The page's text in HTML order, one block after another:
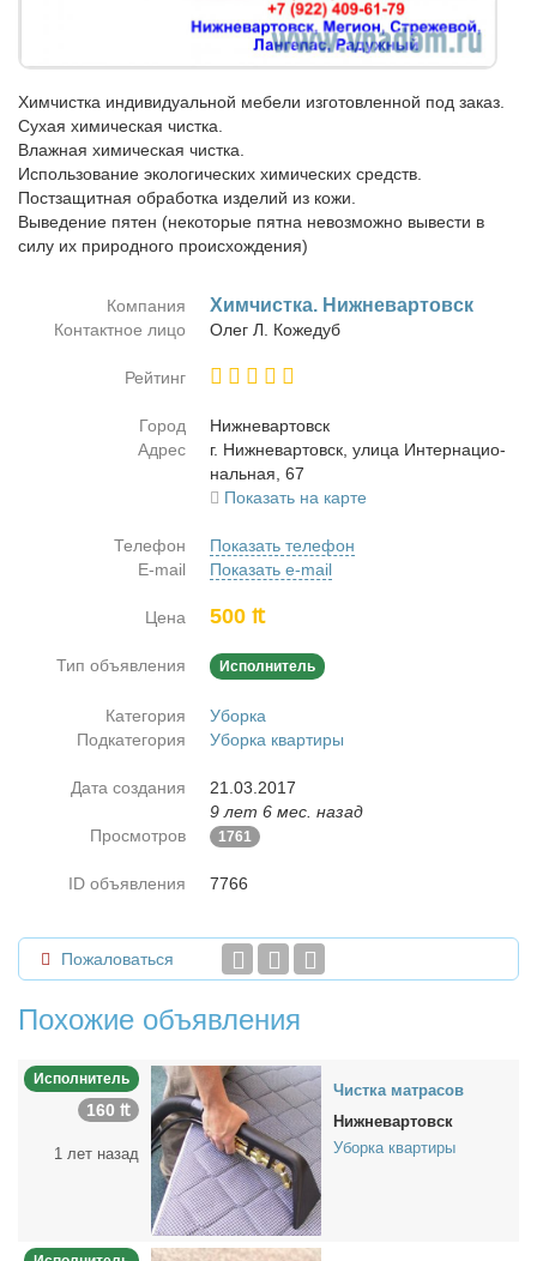
Химчистка индивидуальной мебели изготовленной под заказ.
Сухая химическая чистка.
Влажная химическая чистка.
Использование экологических химических средств.
Постзащитная обработка изделий из кожи.
Выведение пятен (некоторые пятна невозможно вывести в
силу их природного происхождения)
Компания Хим­чист­ка. Ниж­не­вар­товск
Контактное лицо Олег Л. Ко­же­дуб
Рейтинг
Город
Ниж­не­вар­товск
Адрес
г. Ниж­не­вар­товск, ули­ца Ин­тер­на­цио­
наль­ная, 67
Показать на карте
Телефон
Показать телефон
E-mail
Показать e-mail
Цена 500 ₶
Тип объявления Исполнитель
Категория
Уборка
Подкатегория
Уборка квартиры
Дата создания
21.03.2017
9 лет 6 мес. назад
Просмотров
1761
ID объявления 7766
Пожаловаться
Похожие объявления
Исполнитель
160 ₶
1 лет назад
Чист­ка мат­ра­сов
Нижневартовск
Уборка квартиры